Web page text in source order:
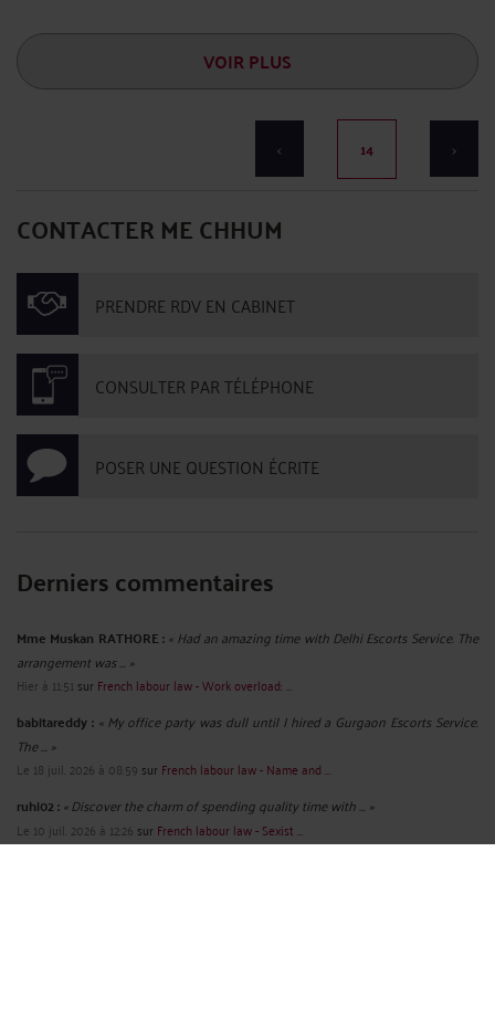
VOIR PLUS
< 14 >
CONTACTER ME CHHUM
PRENDRE RDV EN CABINET
CONSULTER PAR TÉLÉPHONE
POSER UNE QUESTION ÉCRITE
Derniers commentaires
Mme Muskan RATHORE :« Had an amazing time with Delhi Escorts Service. The
arrangement was ... »
Hier à 11:51 sur French labour law - Work overload: ...
babitareddy : « My office party was dull until I hired a Gurgaon Escorts Service.
The ... »
Le 18 juil. 2026 à 08:59 sur French labour law - Name and ...
ruhi02 :« Discover the charm of spending quality time with ... »
Le 10 juil. 2026 à 12:26 sur French labour law - Sexist ...